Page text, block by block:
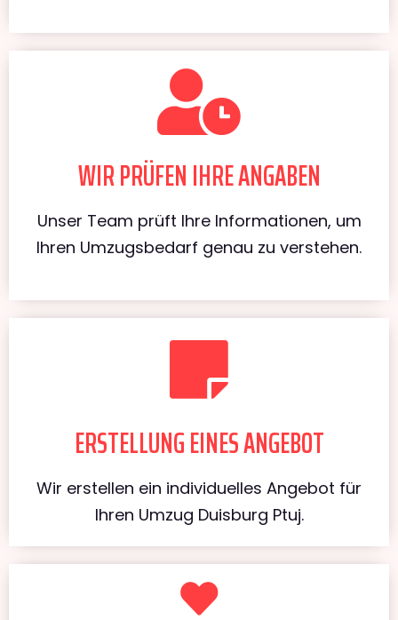
WIR PRÜFEN IHRE ANGABEN
Unser Team prüft Ihre Informationen, um
Ihren Umzugsbedarf genau zu verstehen.
ERSTELLUNG EINES ANGEBOT
Wir erstellen ein individuelles Angebot für
Ihren Umzug Duisburg Ptuj.